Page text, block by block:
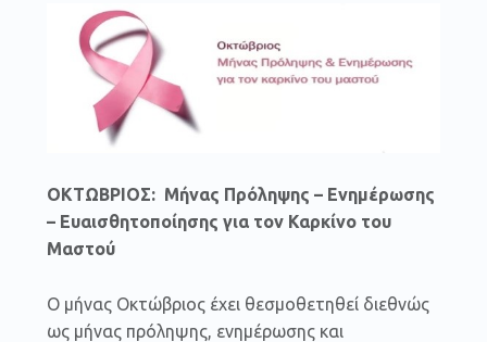
ΟΚΤΩΒΡΙΟΣ: Μήνας Πρόληψης – Ενημέρωσης
– Ευαισθητοποίησης για τον Καρκίνο του
Μαστού
Ο μήνας Οκτώβριος έχει θεσμοθετηθεί διεθνώς
ως μήνας πρόληψης, ενημέρωσης και